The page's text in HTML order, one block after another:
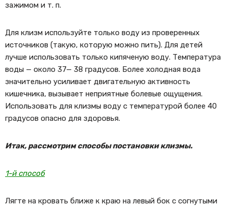
зажимом и т. п.
Для клизм используйте только воду из проверенных
источников (такую, которую можно пить). Для детей
лучше использовать только кипяченую воду. Температура
воды — около 37— 38 градусов. Более холодная вода
значительно усиливает двигательную активность
кишечника, вызывает неприятные болевые ощущения.
Использовать для клизмы воду с температурой более 40
градусов опасно для здоровья.
Итак, рассмотрим способы постановки клизмы.
1-й способ
Лягте на кровать ближе к краю на левый бок с согнутыми